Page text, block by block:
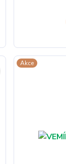
Akce